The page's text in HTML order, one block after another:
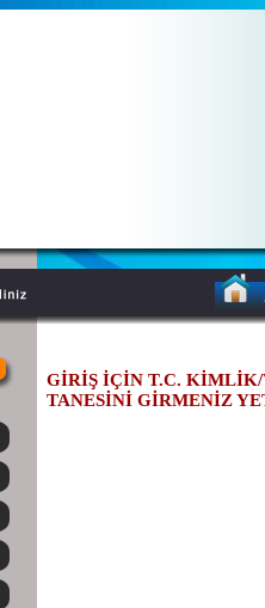
GİRİŞ İÇİN T.C. KİMLİK/
TANESİNİ GİRMENİZ